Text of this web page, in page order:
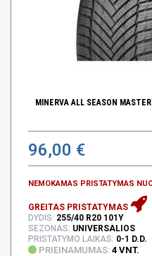
MINERVA ALL SEASON
96,00 €
NEMOKAMAS PRISTATYMAS
GREITAS PRISTATYMAS
DYDIS: 255/40 R20 101Y
SEZONAS: UNIVERSALIOS
PRISTATYMO LAIKAS: 0-1 D.D.
PRIEINAMUMAS: 4 VNT.